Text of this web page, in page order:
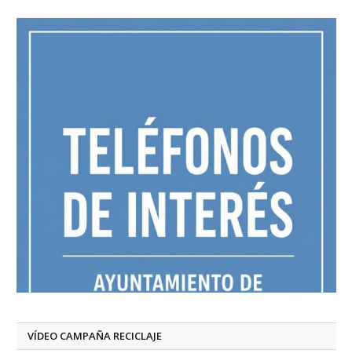
VÍDEO CAMPAÑA RECICLAJE